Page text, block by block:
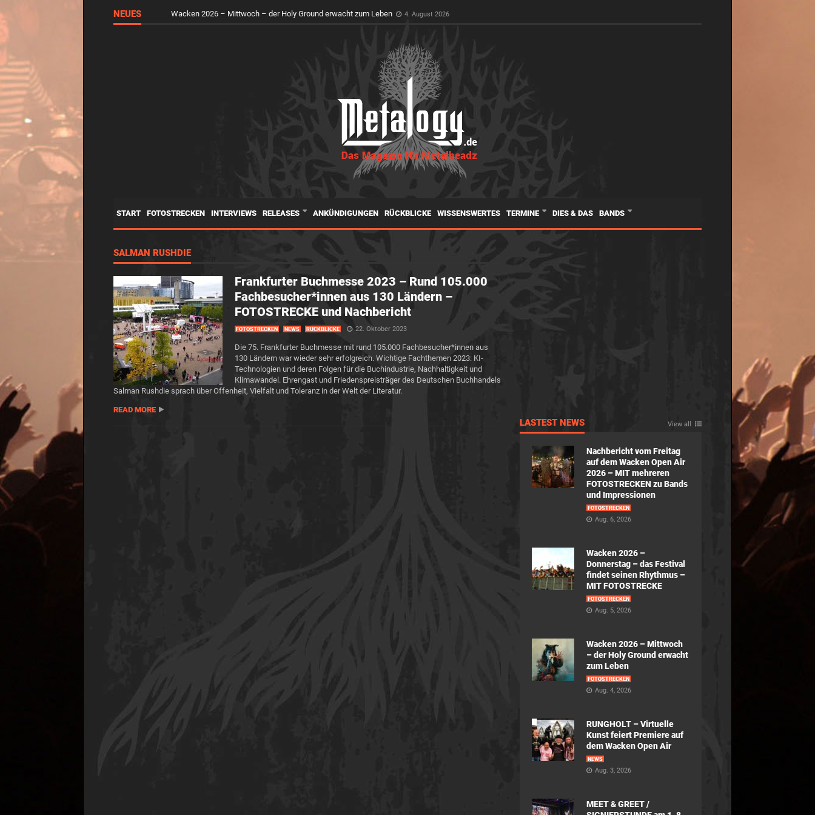
NEUES Wacken 2026 – Mittwoch – der Holy Ground erwacht zum Leben 4. August 2026
START FOTOSTRECKEN INTERVIEWS RELEASES ANKÜNDIGUNGEN RÜCKBLICKE WISSENSWERTES TERMINE DIES & DAS BANDS
SALMAN RUSHDIE
Frankfurter Buchmesse 2023 – Rund 105.000
Fachbesucher*innen aus 130 Ländern –
FOTOSTRECKE und Nachbericht
FOTOSTRECKEN NEWS RÜCKBLICKE 22. Oktober 2023
Die 75. Frankfurter Buchmesse mit rund 105.000 Fachbesucher*innen aus
130 Ländern war wieder sehr erfolgreich. Wichtige Fachthemen 2023: KI-
Technologien und deren Folgen für die Buchindustrie, Nachhaltigkeit und
Klimawandel. Ehrengast und Friedenspreisträger des Deutschen Buchhandels
Salman Rushdie sprach über Offenheit, Vielfalt und Toleranz in der Welt der Literatur.
READ MORE
LASTEST NEWS View all
Nachbericht vom Freitag
auf dem Wacken Open Air
2026 – MIT mehreren
FOTOSTRECKEN zu Bands
und Impressionen
FOTOSTRECKEN
Aug. 6, 2026
Wacken 2026 –
Donnerstag – das Festival
findet seinen Rhythmus –
MIT FOTOSTRECKE
FOTOSTRECKEN
Aug. 5, 2026
Wacken 2026 – Mittwoch
– der Holy Ground erwacht
zum Leben
FOTOSTRECKEN
Aug. 4, 2026
RUNGHOLT – Virtuelle
Kunst feiert Premiere auf
dem Wacken Open Air
NEWS
Aug. 3, 2026
MEET & GREET /